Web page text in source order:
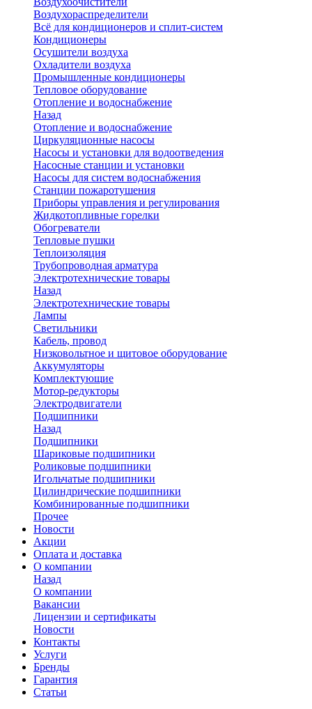
Воздухораспределители
Всё для кондиционеров и сплит-систем
Кондиционеры
Осушители воздуха
Охладители воздуха
Промышленные кондиционеры
Тепловое оборудование
Отопление и водоснабжение
Назад
Отопление и водоснабжение
Циркуляционные насосы
Насосы и установки для водоотведения
Насосные станции и установки
Насосы для систем водоснабжения
Станции пожаротушения
Приборы управления и регулирования
Жидкотопливные горелки
Обогреватели
Тепловые пушки
Теплоизоляция
Трубопроводная арматура
Электротехнические товары
Назад
Электротехнические товары
Лампы
Светильники
Кабель, провод
Низковольтное и щитовое оборудование
Аккумуляторы
Комплектующие
Мотор-редукторы
Электродвигатели
Подшипники
Назад
Подшипники
Шариковые подшипники
Роликовые подшипники
Игольчатые подшипники
Цилиндрические подшипники
Комбинированные подшипники
Прочее
Новости
Акции
Оплата и доставка
О компании
Назад
О компании
Вакансии
Лицензии и сертификаты
Новости
Контакты
Услуги
Бренды
Гарантия
Статьи